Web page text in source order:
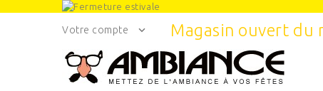
Votre compte Magasin ouvert du